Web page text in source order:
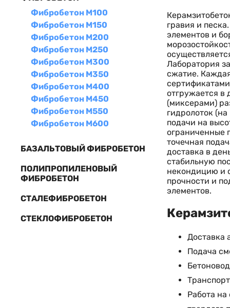
Фибробетон М100
Фибробетон М150
Фибробетон М200
Фибробетон М250
Фибробетон М300
Фибробетон М350
Фибробетон М400
Фибробетон М450
Фибробетон М550
Фибробетон М600
БАЗАЛЬТОВЫЙ ФИБРОБЕТОН
ПОЛИПРОПИЛЕНОВЫЙ
ФИБРОБЕТОН
СТАЛЕФИБРОБЕТОН
СТЕКЛОФИБРОБЕТОН
гравия и
элементов и
Лаборатория
сжатие.
отгружается в
(миксерами)
гидролоток
подачи на
ограниченные
точечная
доставка в
стабильную
некондицию и
прочности и
элементов.
Доставка
Подача
Работа